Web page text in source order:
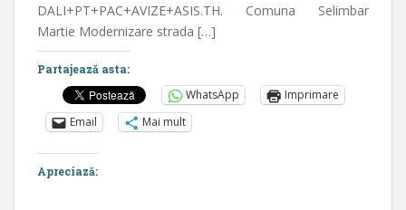
DALI+PT+PAC+AVIZE+ASIS.TH. Comuna Selimbar
Martie Modernizare strada […]
Partajează asta:
WhatsApp
Imprimare
Email
Mai mult
Apreciază: